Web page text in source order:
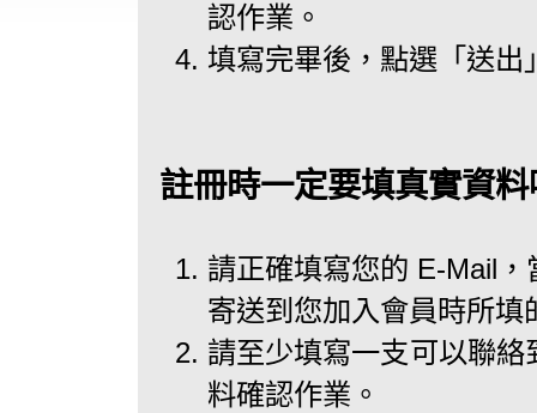
認作業。
填寫完畢後，點選「送出
註冊時一定要填真實資
請正確填寫您的 E-Mail
寄送到您加入會員時所填
請至少填寫一支可以聯
料確認作業。